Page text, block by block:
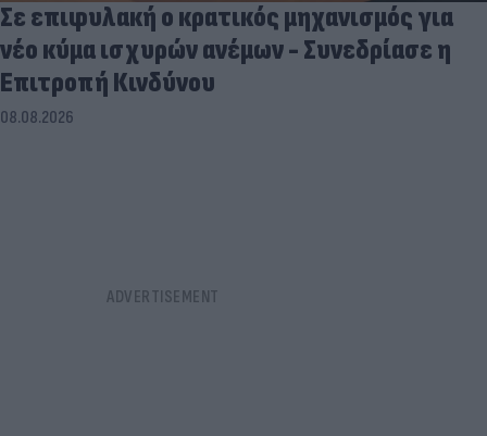
Σε επιφυλακή ο κρατικός μηχανισμός για
νέο κύμα ισχυρών ανέμων - Συνεδρίασε η
Επιτροπή Κινδύνου
08.08.2026